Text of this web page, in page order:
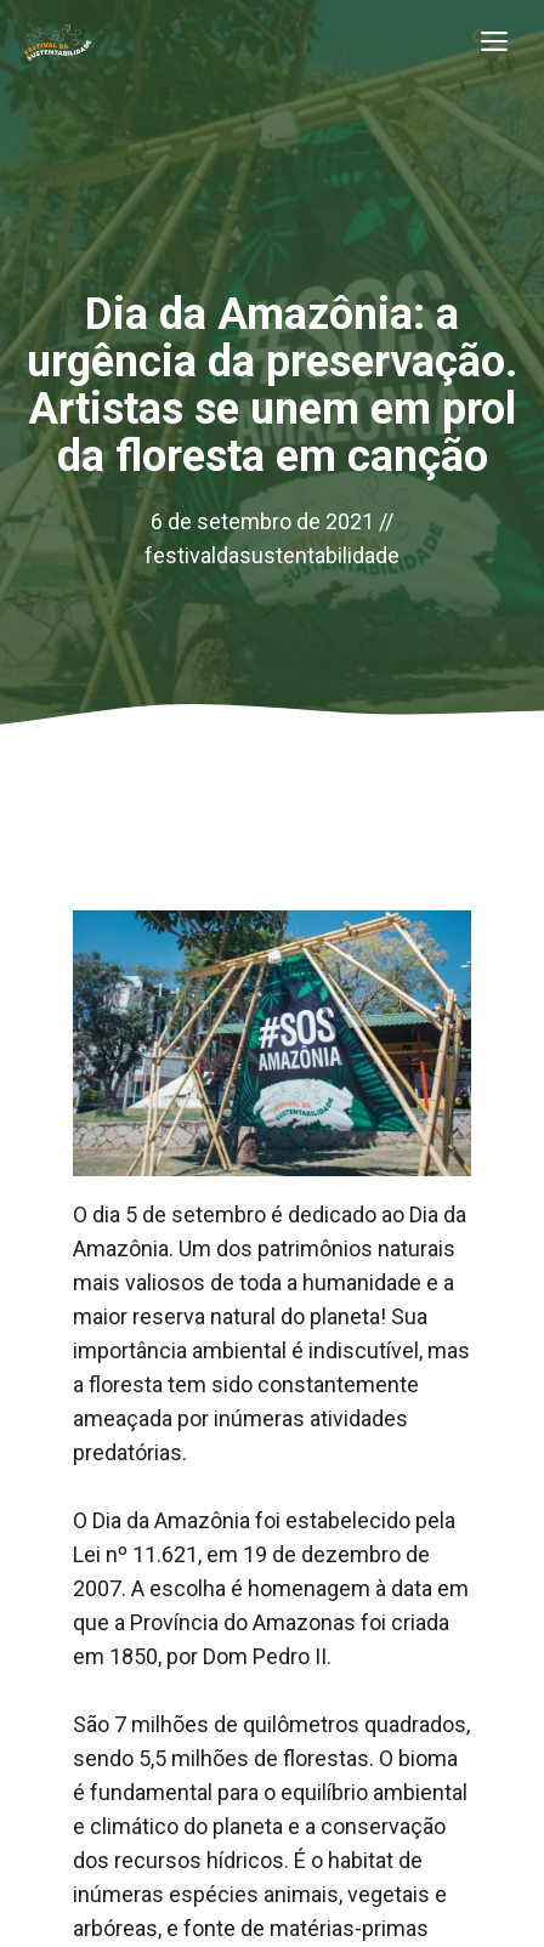
Pular
para
o
conteúdo
Dia da Amazônia: a
urgência da preservação.
Artistas se unem em prol
da floresta em canção
6 de setembro de 2021 //
festivaldasustentabilidade
O dia 5 de setembro é dedicado ao Dia da
Amazônia. Um dos patrimônios naturais
mais valiosos de toda a humanidade e a
maior reserva natural do planeta! Sua
importância ambiental é indiscutível, mas
a floresta tem sido constantemente
ameaçada por inúmeras atividades
predatórias.
O Dia da Amazônia foi estabelecido pela
Lei nº 11.621, em 19 de dezembro de
2007. A escolha é homenagem à data em
que a Província do Amazonas foi criada
em 1850, por Dom Pedro II.
São 7 milhões de quilômetros quadrados,
sendo 5,5 milhões de florestas. O bioma
é fundamental para o equilíbrio ambiental
e climático do planeta e a conservação
dos recursos hídricos. É o habitat de
inúmeras espécies animais, vegetais e
arbóreas, e fonte de matérias-primas